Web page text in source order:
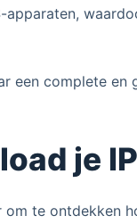
apparaten,
een complete en
je
om te ontdekken